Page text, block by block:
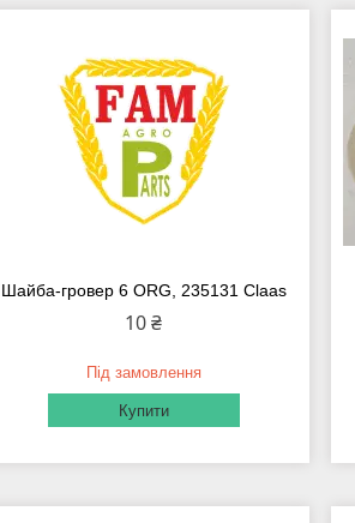
Шайба-гровер 6 ORG, 235131 Claas
10 ₴
Під замовлення
Купити